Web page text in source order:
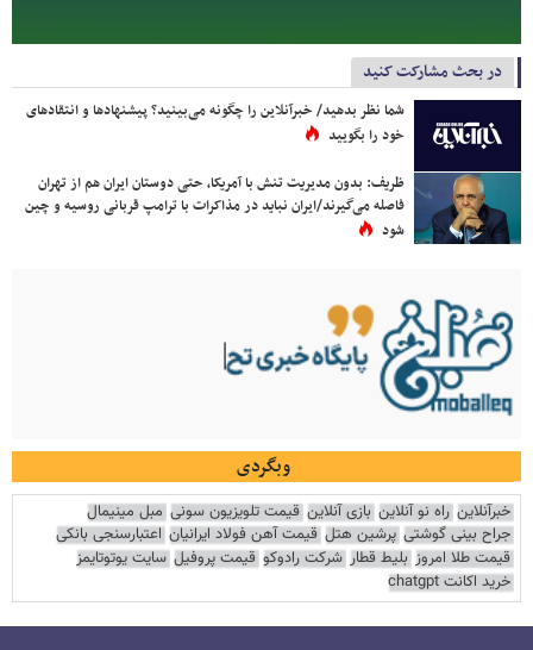
در بحث مشارکت کنید
شما نظر بدهید/ خبرآنلاین را چگونه می‌بینید؟ پیشنهادها و انتقادهای
خود را بگویید
ظریف: بدون مدیریت تنش با آمریکا، حتی دوستان ایران هم از تهران
فاصله می‌گیرند/ایران نباید در مذاکرات با ترامپ قربانی روسیه و چین
شود
وبگردی
خبرآنلاین راه نو آنلاین بازی آنلاین قیمت تلویزیون سونی مبل مینیمال
جراح بینی گوشتی پرشین هتل قیمت آهن فولاد ایرانیان اعتبارسنجی بانکی
قیمت طلا امروز بلیط قطار شرکت رادوکو قیمت پروفیل سایت یوتوتایمز
خرید اکانت chatgpt